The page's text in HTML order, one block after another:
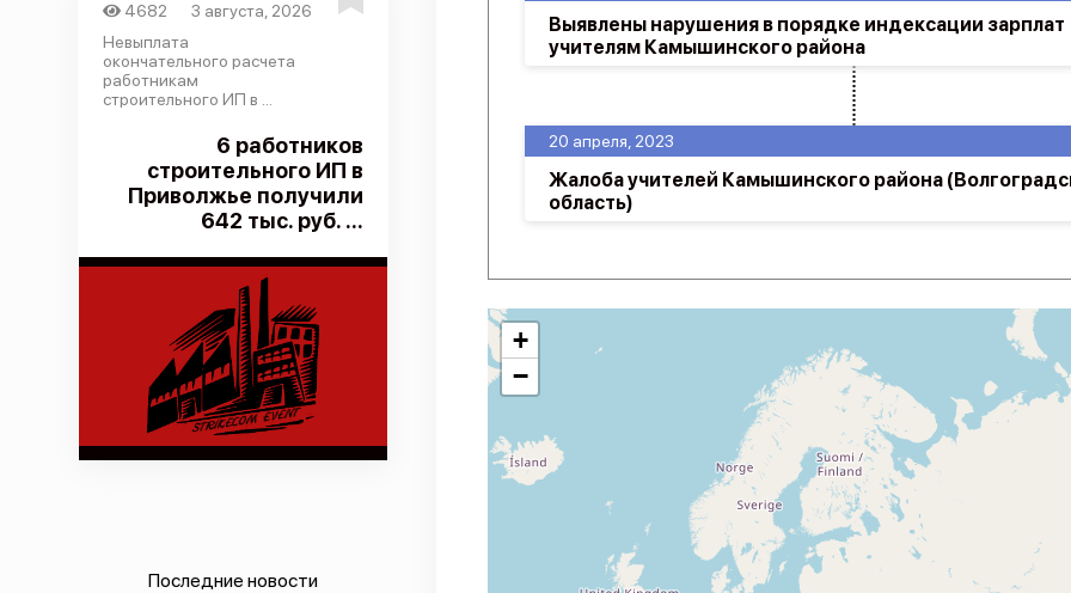
4682
3 августа, 2026
Невыплата
окончательного расчета
работникам
строительного ИП в ...
6 работников
строительного ИП в
Приволжье получили
642 тыс. руб. ...
Последние новости
20 апреля, 2023
Жалоба учителей Камышинского района
область)
Выявлены нарушения в порядке индексации зарплат
учителям Камышинского района
+
−